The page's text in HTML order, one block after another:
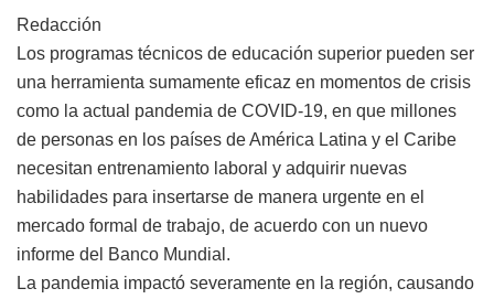
Redacción
Los programas técnicos de educación superior pueden ser
una herramienta sumamente eficaz en momentos de crisis
como la actual pandemia de COVID-19, en que millones
de personas en los países de América Latina y el Caribe
necesitan entrenamiento laboral y adquirir nuevas
habilidades para insertarse de manera urgente en el
mercado formal de trabajo, de acuerdo con un nuevo
informe del Banco Mundial.
La pandemia impactó severamente en la región, causando